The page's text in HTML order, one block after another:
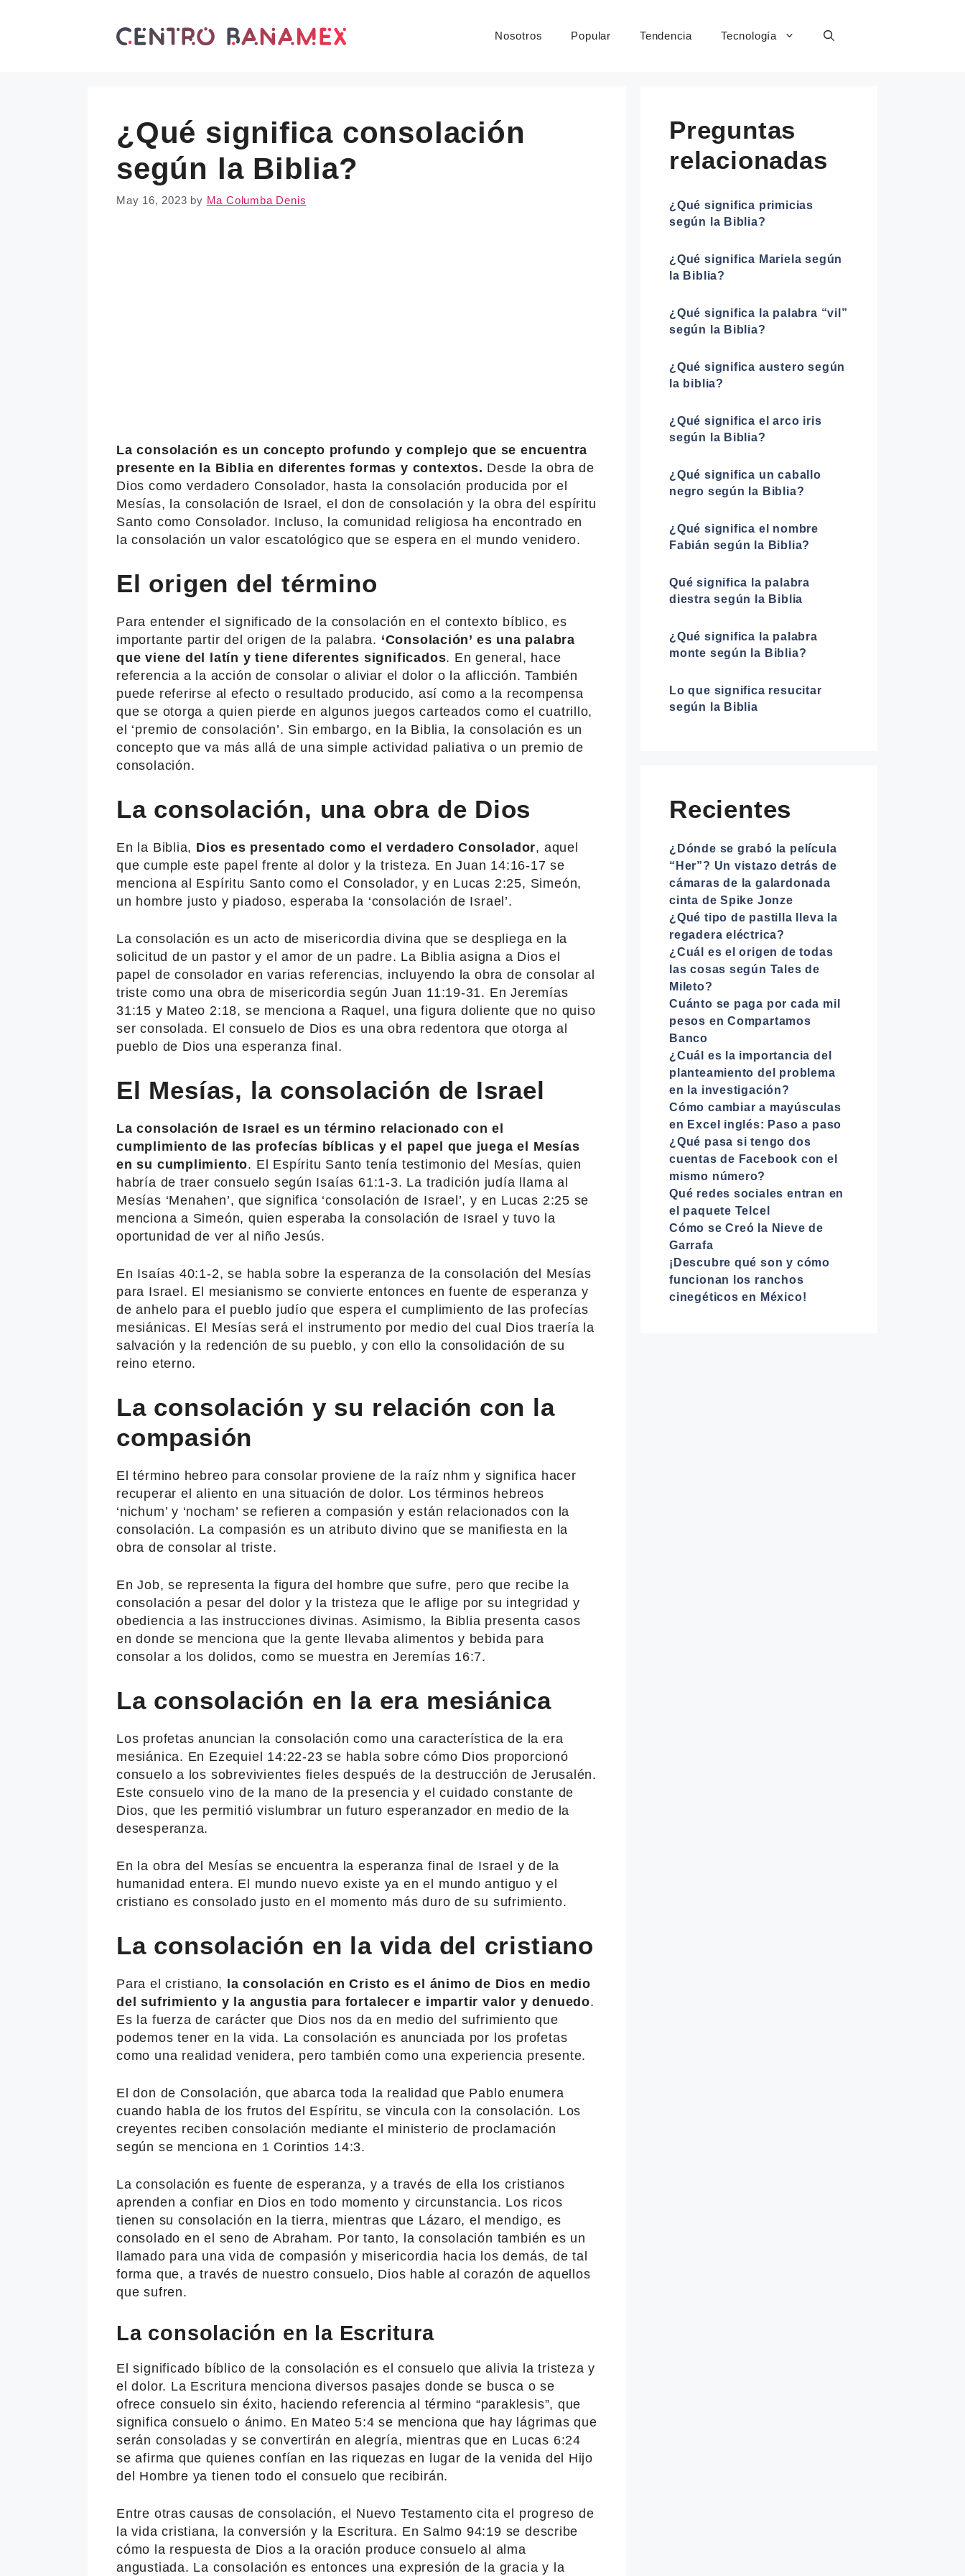
Nosotros Popular Tendencia Tecnología
¿Qué significa consolación
según la Biblia?
May 16, 2023 by Ma Columba Denis
La consolación es un concepto profundo y complejo que se encuentra
presente en la Biblia en diferentes formas y contextos. Desde la obra de
Dios como verdadero Consolador, hasta la consolación producida por el
Mesías, la consolación de Israel, el don de consolación y la obra del espíritu
Santo como Consolador. Incluso, la comunidad religiosa ha encontrado en
la consolación un valor escatológico que se espera en el mundo venidero.
El origen del término
Para entender el significado de la consolación en el contexto bíblico, es
importante partir del origen de la palabra. ‘Consolación’ es una palabra
que viene del latín y tiene diferentes significados. En general, hace
referencia a la acción de consolar o aliviar el dolor o la aflicción. También
puede referirse al efecto o resultado producido, así como a la recompensa
que se otorga a quien pierde en algunos juegos carteados como el cuatrillo,
el ‘premio de consolación’. Sin embargo, en la Biblia, la consolación es un
concepto que va más allá de una simple actividad paliativa o un premio de
consolación.
La consolación, una obra de Dios
En la Biblia, Dios es presentado como el verdadero Consolador, aquel
que cumple este papel frente al dolor y la tristeza. En Juan 14:16-17 se
menciona al Espíritu Santo como el Consolador, y en Lucas 2:25, Simeón,
un hombre justo y piadoso, esperaba la ‘consolación de Israel’.
La consolación es un acto de misericordia divina que se despliega en la
solicitud de un pastor y el amor de un padre. La Biblia asigna a Dios el
papel de consolador en varias referencias, incluyendo la obra de consolar al
triste como una obra de misericordia según Juan 11:19-31. En Jeremías
31:15 y Mateo 2:18, se menciona a Raquel, una figura doliente que no quiso
ser consolada. El consuelo de Dios es una obra redentora que otorga al
pueblo de Dios una esperanza final.
El Mesías, la consolación de Israel
La consolación de Israel es un término relacionado con el
cumplimiento de las profecías bíblicas y el papel que juega el Mesías
en su cumplimiento. El Espíritu Santo tenía testimonio del Mesías, quien
habría de traer consuelo según Isaías 61:1-3. La tradición judía llama al
Mesías ‘Menahen’, que significa ‘consolación de Israel’, y en Lucas 2:25 se
menciona a Simeón, quien esperaba la consolación de Israel y tuvo la
oportunidad de ver al niño Jesús.
En Isaías 40:1-2, se habla sobre la esperanza de la consolación del Mesías
para Israel. El mesianismo se convierte entonces en fuente de esperanza y
de anhelo para el pueblo judío que espera el cumplimiento de las profecías
mesiánicas. El Mesías será el instrumento por medio del cual Dios traería la
salvación y la redención de su pueblo, y con ello la consolidación de su
reino eterno.
La consolación y su relación con la
compasión
El término hebreo para consolar proviene de la raíz nhm y significa hacer
recuperar el aliento en una situación de dolor. Los términos hebreos
‘nichum’ y ‘nocham’ se refieren a compasión y están relacionados con la
consolación. La compasión es un atributo divino que se manifiesta en la
obra de consolar al triste.
En Job, se representa la figura del hombre que sufre, pero que recibe la
consolación a pesar del dolor y la tristeza que le aflige por su integridad y
obediencia a las instrucciones divinas. Asimismo, la Biblia presenta casos
en donde se menciona que la gente llevaba alimentos y bebida para
consolar a los dolidos, como se muestra en Jeremías 16:7.
La consolación en la era mesiánica
Los profetas anuncian la consolación como una característica de la era
mesiánica. En Ezequiel 14:22-23 se habla sobre cómo Dios proporcionó
consuelo a los sobrevivientes fieles después de la destrucción de Jerusalén.
Este consuelo vino de la mano de la presencia y el cuidado constante de
Dios, que les permitió vislumbrar un futuro esperanzador en medio de la
desesperanza.
En la obra del Mesías se encuentra la esperanza final de Israel y de la
humanidad entera. El mundo nuevo existe ya en el mundo antiguo y el
cristiano es consolado justo en el momento más duro de su sufrimiento.
La consolación en la vida del cristiano
Para el cristiano, la consolación en Cristo es el ánimo de Dios en medio
del sufrimiento y la angustia para fortalecer e impartir valor y denuedo.
Es la fuerza de carácter que Dios nos da en medio del sufrimiento que
podemos tener en la vida. La consolación es anunciada por los profetas
como una realidad venidera, pero también como una experiencia presente.
El don de Consolación, que abarca toda la realidad que Pablo enumera
cuando habla de los frutos del Espíritu, se vincula con la consolación. Los
creyentes reciben consolación mediante el ministerio de proclamación
según se menciona en 1 Corintios 14:3.
La consolación es fuente de esperanza, y a través de ella los cristianos
aprenden a confiar en Dios en todo momento y circunstancia. Los ricos
tienen su consolación en la tierra, mientras que Lázaro, el mendigo, es
consolado en el seno de Abraham. Por tanto, la consolación también es un
llamado para una vida de compasión y misericordia hacia los demás, de tal
forma que, a través de nuestro consuelo, Dios hable al corazón de aquellos
que sufren.
La consolación en la Escritura
El significado bíblico de la consolación es el consuelo que alivia la tristeza y
el dolor. La Escritura menciona diversos pasajes donde se busca o se
ofrece consuelo sin éxito, haciendo referencia al término “paraklesis”, que
significa consuelo o ánimo. En Mateo 5:4 se menciona que hay lágrimas que
serán consoladas y se convertirán en alegría, mientras que en Lucas 6:24
se afirma que quienes confían en las riquezas en lugar de la venida del Hijo
del Hombre ya tienen todo el consuelo que recibirán.
Entre otras causas de consolación, el Nuevo Testamento cita el progreso de
la vida cristiana, la conversión y la Escritura. En Salmo 94:19 se describe
cómo la respuesta de Dios a la oración produce consuelo al alma
angustiada. La consolación es entonces una expresión de la gracia y la
Preguntas
relacionadas
¿Qué significa primicias
según la Biblia?
¿Qué significa Mariela según
la Biblia?
¿Qué significa la palabra “vil”
según la Biblia?
¿Qué significa austero según
la biblia?
¿Qué significa el arco iris
según la Biblia?
¿Qué significa un caballo
negro según la Biblia?
¿Qué significa el nombre
Fabián según la Biblia?
Qué significa la palabra
diestra según la Biblia
¿Qué significa la palabra
monte según la Biblia?
Lo que significa resucitar
según la Biblia
Recientes
¿Dónde se grabó la película
“Her”? Un vistazo detrás de
cámaras de la galardonada
cinta de Spike Jonze
¿Qué tipo de pastilla lleva la
regadera eléctrica?
¿Cuál es el origen de todas
las cosas según Tales de
Mileto?
Cuánto se paga por cada mil
pesos en Compartamos
Banco
¿Cuál es la importancia del
planteamiento del problema
en la investigación?
Cómo cambiar a mayúsculas
en Excel inglés: Paso a paso
¿Qué pasa si tengo dos
cuentas de Facebook con el
mismo número?
Qué redes sociales entran en
el paquete Telcel
Cómo se Creó la Nieve de
Garrafa
¡Descubre qué son y cómo
funcionan los ranchos
cinegéticos en México!